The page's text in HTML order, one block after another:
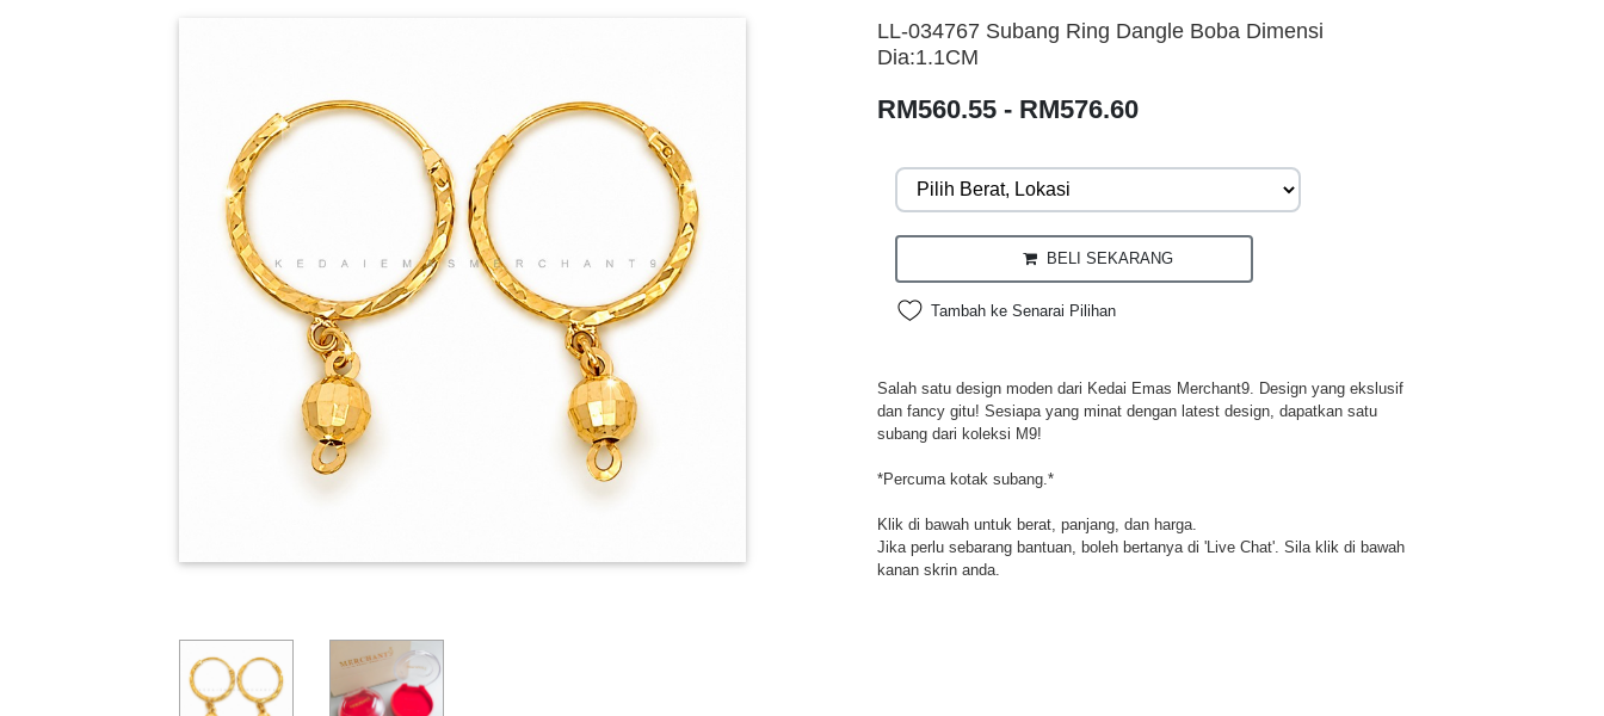
LL-034767 Subang Ring Dangle Boba Dimensi
Dia:1.1CM
RM560.55 - RM576.60
BELI SEKARANG
Tambah ke Senarai Pilihan
Salah satu design moden dari Kedai Emas Merchant9. Design yang ekslusif
dan fancy gitu! Sesiapa yang minat dengan latest design, dapatkan satu
subang dari koleksi M9!
*Percuma kotak subang.*
Klik di bawah untuk berat, panjang, dan harga.
Jika perlu sebarang bantuan, boleh bertanya di 'Live Chat'. Sila klik di bawah
kanan skrin anda.